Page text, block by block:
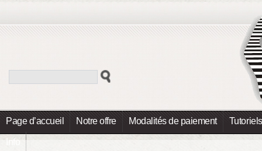
Page d’accueil Notre offre Modalités de paiement Tutoriels
Info